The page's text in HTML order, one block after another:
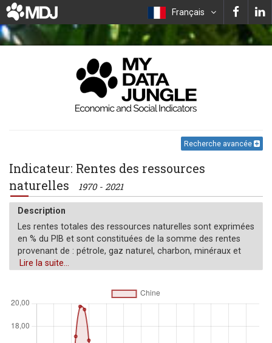
Français
Recherche avancée
Indicateur: Rentes des ressources
naturelles
1970 - 2021
Description
Les rentes totales des ressources naturelles sont exprimées
en % du PIB et sont constituées de la somme des rentes
provenant de : pétrole, gaz naturel, charbon, minéraux et
forêts.
Lire la suite...